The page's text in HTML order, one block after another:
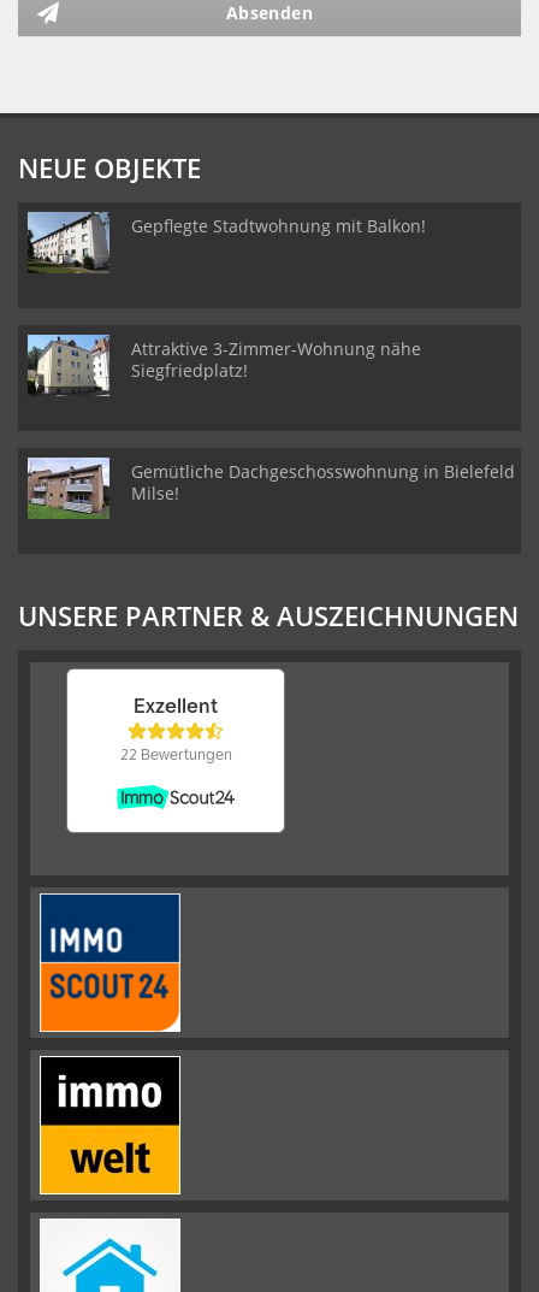
Absenden
NEUE OBJEKTE
Gepflegte Stadtwohnung mit Balkon!
Attraktive 3-Zimmer-Wohnung nähe
Siegfriedplatz!
Gemütliche Dachgeschosswohnung in Bielefeld
Milse!
UNSERE PARTNER & AUSZEICHNUNGEN